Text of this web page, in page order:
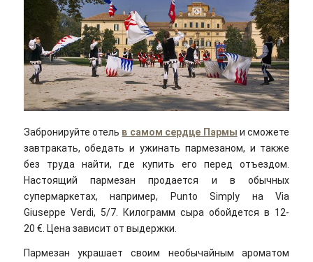
Забронируйте отель в самом сердце Пармы и сможете
завтракать, обедать и ужинать пармезаном, и также
без труда найти, где купить его перед отъездом.
Настоящий пармезан продается и в обычных
супермаркетах, например, Punto Simply на Via
Giuseppe Verdi, 5/7. Килограмм сыра обойдется в 12-
20 €. Цена зависит от выдержки.
Пармезан украшает своим необычайным ароматом